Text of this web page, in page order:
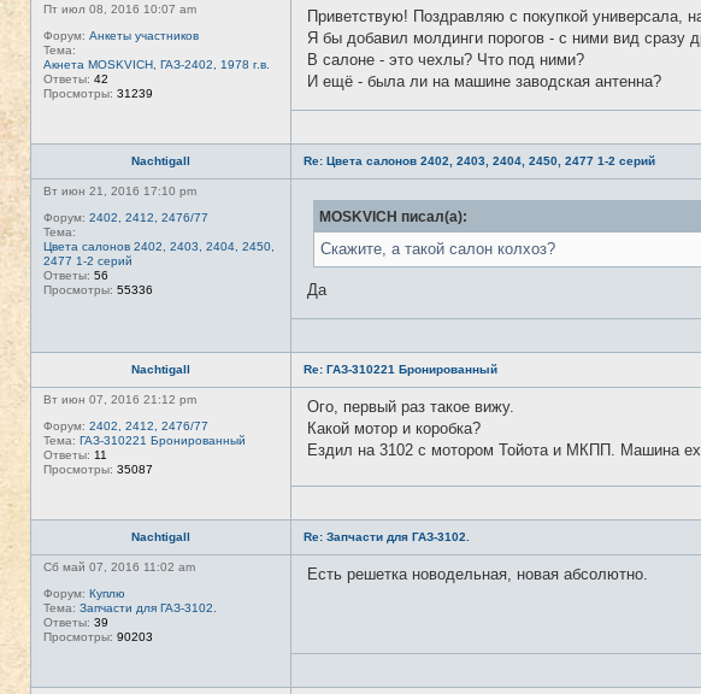
Пт июл 08, 2016 10:07 am
Форум: Анкеты участников
Тема:
Акнета MOSKVICH, ГАЗ-2402, 1978 г.в.
Ответы: 42
Просмотры: 31239
Приветствую! Поздравляю с покупкой универсала,
Я бы добавил молдинги порогов - с ними вид сразу
В салоне - это чехлы? Что под ними?
И ещё - была ли на машине заводская антенна?
Nachtigall
Вт июн 21, 2016 17:10 pm
Форум: 2402, 2412, 2476/77
Тема:
Цвета салонов 2402, 2403, 2404, 2450,
2477 1-2 серий
Ответы: 56
Просмотры: 55336
Re: Цвета салонов 2402, 2403, 2404, 2450, 2477 1-2 серий
MOSKVICH писал(а):
Скажите, а такой салон колхоз?
Да
Nachtigall
Вт июн 07, 2016 21:12 pm
Форум: 2402, 2412, 2476/77
Тема: ГАЗ-310221 Бронированный
Ответы: 11
Просмотры: 35087
Re: ГАЗ-310221 Бронированный
Ого, первый раз такое вижу.
Какой мотор и коробка?
Ездил на 3102 с мотором Тойота и МКПП. Машина
Nachtigall
Сб май 07, 2016 11:02 am
Форум: Куплю
Тема: Запчасти для ГАЗ-3102.
Ответы: 39
Просмотры: 90203
Re: Запчасти для ГАЗ-3102.
Есть решетка новодельная, новая абсолютно.